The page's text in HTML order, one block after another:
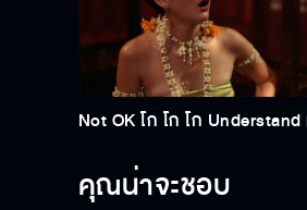
Not OK โก โก โก
คุณน่าจะชอบ